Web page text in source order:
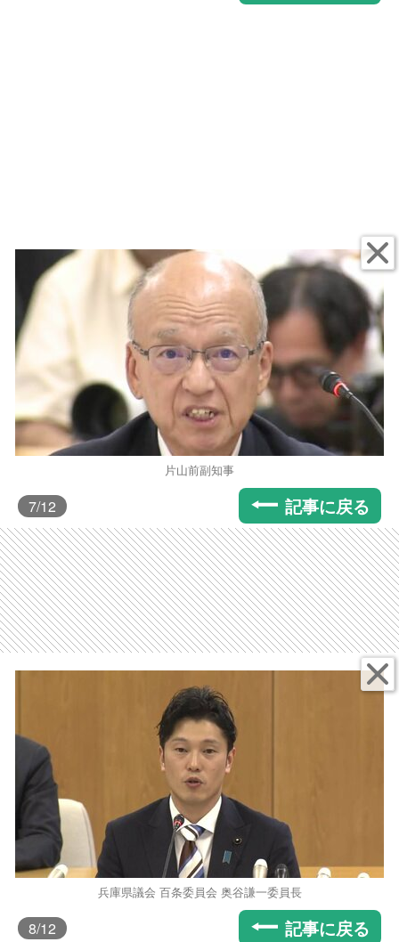
片山前副知事
7/12 記事に戻る
兵庫県議会 百条委員会 奥谷謙一委員長
8/12 記事に戻る